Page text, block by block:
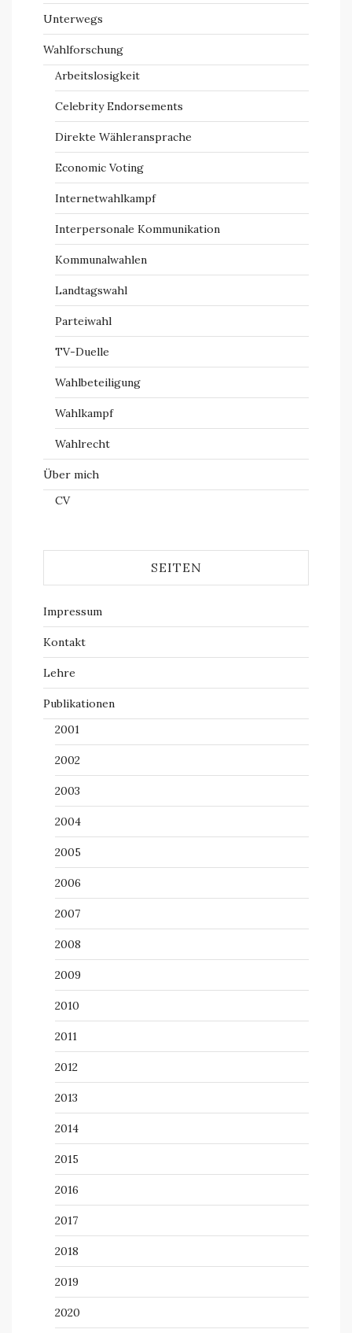
Unterwegs
Wahlforschung
Arbeitslosigkeit
Celebrity Endorsements
Direkte Wähleransprache
Economic Voting
Internetwahlkampf
Interpersonale Kommunikation
Kommunalwahlen
Landtagswahl
Parteiwahl
TV-Duelle
Wahlbeteiligung
Wahlkampf
Wahlrecht
Über mich
CV
SEITEN
Impressum
Kontakt
Lehre
Publikationen
2001
2002
2003
2004
2005
2006
2007
2008
2009
2010
2011
2012
2013
2014
2015
2016
2017
2018
2019
2020